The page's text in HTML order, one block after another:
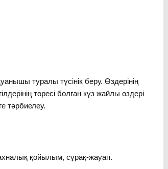
туралы түсінік беру. Өздерінің
төресі болған күз жайлы өздері
тәрбиелеу.
қойылым, сұрақ-жауап.